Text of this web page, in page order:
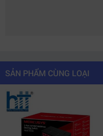
SẢN PHẨM CÙNG LOẠI